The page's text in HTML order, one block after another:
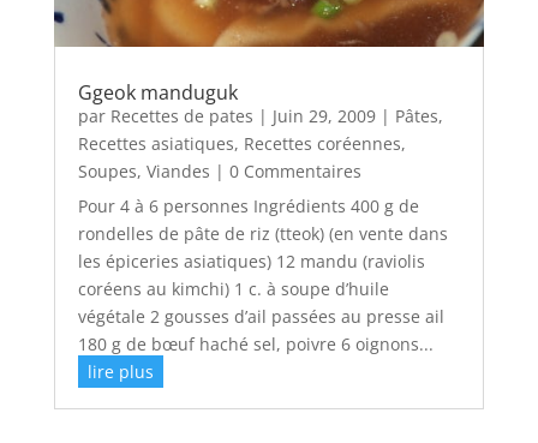
Ggeok manduguk
par Recettes de pates | Juin 29, 2009| Pâtes,
Recettes asiatiques, Recettes coréennes,
Soupes, Viandes | 0 Commentaires
Pour 4 à 6 personnes Ingrédients 400 g de
rondelles de pâte de riz (tteok) (en vente dans
les épiceries asiatiques) 12 mandu (raviolis
coréens au kimchi) 1 c. à soupe d’huile
végétale 2 gousses d’ail passées au presse ail
180 g de bœuf haché sel, poivre 6 oignons...
lire plus